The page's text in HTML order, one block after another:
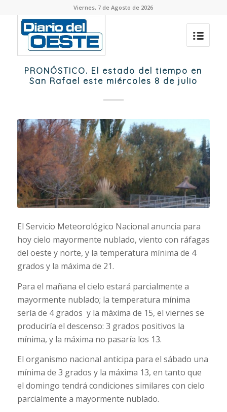
Viernes, 7 de Agosto de 2026
PRONÓSTICO. El estado del tiempo en
San Rafael este miércoles 8 de julio
El Servicio Meteorológico Nacional anuncia para
hoy cielo mayormente nublado, viento con ráfagas
del oeste y norte, y la temperatura mínima de 4
grados y la máxima de 21.
Para el mañana el cielo estará parcialmente a
mayormente nublado; la temperatura mínima
sería de 4 grados y la máxima de 15, el viernes se
produciría el descenso: 3 grados positivos la
mínima, y la máxima no pasaría los 13.
El organismo nacional anticipa para el sábado una
mínima de 3 grados y la máxima 13, en tanto que
el domingo tendrá condiciones similares con cielo
parcialmente a mayormente nublado.